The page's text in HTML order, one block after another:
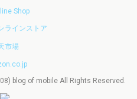
Shop
ラインストア
市場
blog of mobile All Rights Reserved.